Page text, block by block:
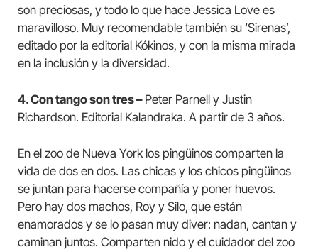
son preciosas, y todo lo que hace Jessica Love es
maravilloso. Muy recomendable también su ‘Sirenas’,
editado por la editorial Kókinos, y con la misma mirada
en la inclusión y la diversidad.
4. Con tango son tres – Peter Parnell y Justin
Richardson. Editorial Kalandraka. A partir de 3 años.
En el zoo de Nueva York los pingüinos comparten la
vida de dos en dos. Las chicas y los chicos pingüinos
se juntan para hacerse compañía y poner huevos.
Pero hay dos machos, Roy y Silo, que están
enamorados y se lo pasan muy diver: nadan, cantan y
caminan juntos. Comparten nido y el cuidador del zoo